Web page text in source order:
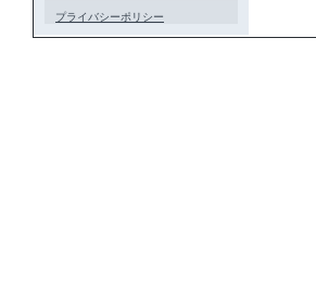
プライバシーポリシー